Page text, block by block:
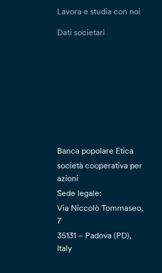
Lavora e studia con noi
Dati societari
Banca popolare Etica
società cooperativa per
azioni
Sede legale:
Via Niccolò Tommaseo,
7
35131 – Padova (PD),
Italy